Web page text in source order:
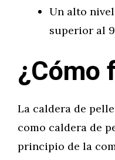
Un alto
superior al
¿Cómo
La caldera de
como caldera de
principio de la